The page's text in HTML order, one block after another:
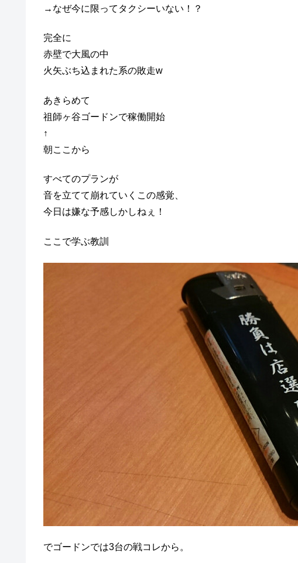
→なぜ今に限ってタクシーいない！？
完全に
赤壁で大風の中
火矢ぶち込まれた系の敗走w
あきらめて
祖師ヶ谷ゴードンで稼働開始
↑
朝ここから
すべてのプランが
音を立てて崩れていくこの感覚、
今日は嫌な予感しかしねぇ！
ここで学ぶ教訓
でゴードンでは3台の戦コレから。